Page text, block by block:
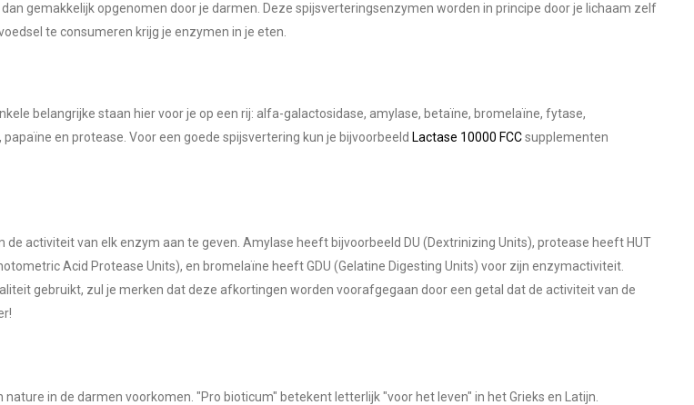
gemakkelijk opgenomen door je darmen. Deze spijsverteringsenzymen worden in principe door je lichaam zelf
te consumeren krijg je enzymen in je eten.
belangrijke staan hier voor je op een rij: alfa-galactosidase, amylase, betaïne, bromelaïne, fytase,
en protease. Voor een goede spijsvertering kun je bijvoorbeeld Lactase 10000 FCCsupplementen
de activiteit van elk enzym aan te geven. Amylase heeft bijvoorbeeld DU (Dextrinizing Units), protease heeft HUT
Acid Protease Units), en bromelaïne heeft GDU (Gelatine Digesting Units) voor zijn enzymactiviteit.
gebruikt, zul je merken dat deze afkortingen worden voorafgegaan door een getal dat de activiteit van de
in de darmen voorkomen. "Pro bioticum" betekent letterlijk "voor het leven" in het Grieks en Latijn.